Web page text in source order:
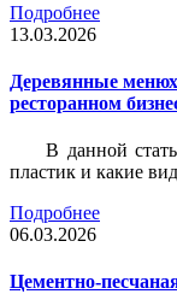
Подробнее
13.03.2026
Деревянные
ресторанном
В данной
пластик и какие
Подробнее
06.03.2026
Цементно-